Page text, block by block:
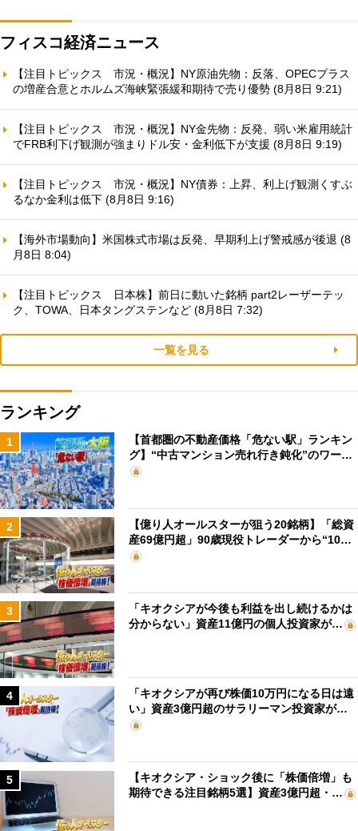
フィスコ経済ニュース
【注目トピックス 市況・概況】NY原油先物：反落、OPECプラス
の増産合意とホルムズ海峡緊張緩和期待で売り優勢 (8月8日 9:21)
【注目トピックス 市況・概況】NY金先物：反発、弱い米雇用統計
でFRB利下げ観測が強まりドル安・金利低下が支援 (8月8日 9:19)
【注目トピックス 市況・概況】NY債券：上昇、利上げ観測くすぶ
るなか金利は低下 (8月8日 9:16)
【海外市場動向】米国株式市場は反発、早期利上げ警戒感が後退 (8
月8日 8:04)
【注目トピックス 日本株】前日に動いた銘柄 part2レーザーテッ
ク、TOWA、日本タングステンなど (8月8日 7:32)
一覧を見る
ランキング
1
【首都圏の不動産価格「危ない駅」ランキン
グ】“中古マンション売れ行き鈍化”のワー…
2
【億り人オールスターが狙う20銘柄】「総資
産69億円超」90歳現役トレーダーから“10…
3
「キオクシアが今後も利益を出し続けるかは
分からない」資産11億円の個人投資家が…
4
「キオクシアが再び株価10万円になる日は遠
い」資産3億円超のサラリーマン投資家が…
5
【キオクシア・ショック後に「株価倍増」も
期待できる注目銘柄5選】資産3億円超・…